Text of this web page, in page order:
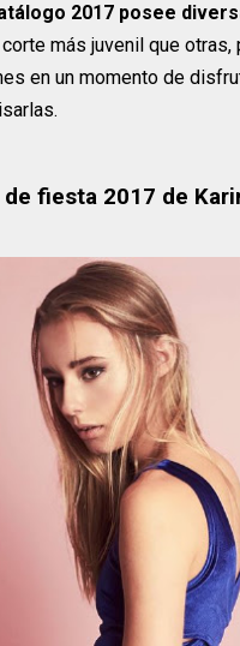
2017 posee
más juvenil que otras,
en un momento de
fiesta 2017 de